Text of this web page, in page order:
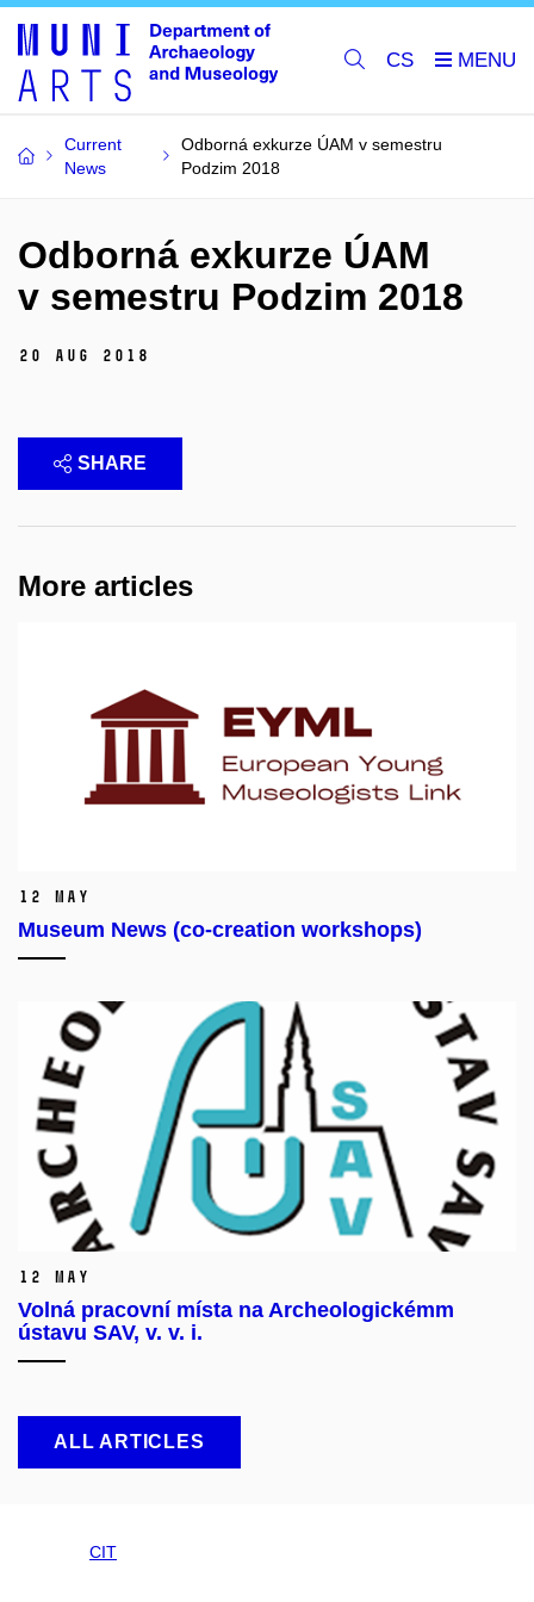
CS
Current
News
Odborná exkurze ÚAM v semestru
Podzim 2018
Odborná exkurze ÚAM
v semestru Podzim 2018
20 Aug 2018
SHARE
More articles
12 May
Museum News (co-creation workshops)
12 May
Volná pracovní místa na Archeologickémm
ústavu SAV, v. v. i.
ALL ARTICLES
CIT